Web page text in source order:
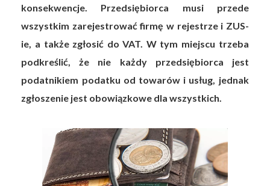
konsekwencje. Przedsiębiorca musi przede
wszystkim zarejestrować firmę w rejestrze i ZUS-
ie, a także zgłosić do VAT. W tym miejscu trzeba
podkreślić, że nie każdy przedsiębiorca jest
podatnikiem podatku od towarów i usług, jednak
zgłoszenie jest obowiązkowe dla wszystkich.